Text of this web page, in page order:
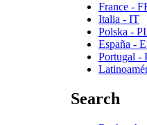
France -
Italia - IT
Polska -
España -
Portugal -
Search